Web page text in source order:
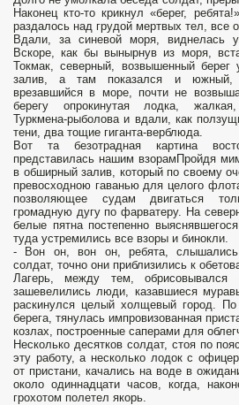
Наконец кто-то крикнул «берег,
раздалось над грудой мертвых тел, все
Вдали, за синевой моря, виднелась
Вскоре, как бы вынырнув из моря,
Токмак, северный, возвышенный берег
залив, а там показался и южный,
врезавшийся в море, почти не
берегу опрокинутая лодка,
Туркмена-рыболова и вдали, как
тени, два тощие гиганта-верблюда.
Вот та безотрадная картина
представилась нашим взорамПройдя
в обширный залив, который по своему
превосходною гаванью для целого
позволяющее судам двигаться
громадную дугу по фарватеру. На
белые пятна постепенно
туда устремились все взоры и бинокли.
- Вон он, вон он, ребята, слышались
солдат, точно они приблизились к
Лагерь, между тем,
зашевелились люди, казавшиеся
раскинулся целый холщевый город.
берега, тянулась импровизованная
козлах, построенные саперами для
Несколько десятков солдат, стоя по
эту работу, а несколько лодок с
от пристани, качались на воде в
около одиннадцати часов, когда,
грохотом полетел якорь.